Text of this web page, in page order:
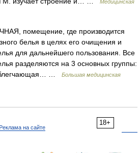
Медицинская
помещение, где производится
белья в целях его очищения и
для дальнейшего пользования. Все
разделяются на 3 основных группы:
…
Большая медицинская
18+
Реклама на сайте